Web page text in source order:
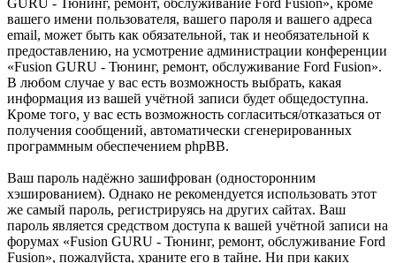
GURU - Тюнинг, ремонт, обслуживание Ford Fusion», кроме
вашего имени пользователя, вашего пароля и вашего адреса
email, может быть как обязательной, так и необязательной к
предоставлению, на усмотрение администрации конференции
«Fusion GURU - Тюнинг, ремонт, обслуживание Ford Fusion».
В любом случае у вас есть возможность выбрать, какая
информация из вашей учётной записи будет общедоступна.
Кроме того, у вас есть возможность согласиться/отказаться от
получения сообщений, автоматически сгенерированных
программным обеспечением phpBB.
Ваш пароль надёжно зашифрован (односторонним
хэшированием). Однако не рекомендуется использовать этот
же самый пароль, регистрируясь на других сайтах. Ваш
пароль является средством доступа к вашей учётной записи на
форумах «Fusion GURU - Тюнинг, ремонт, обслуживание Ford
Fusion», пожалуйста, храните его в тайне. Ни при каких